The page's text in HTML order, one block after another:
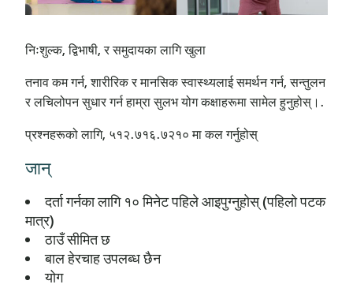
निःशुल्क, द्विभाषी, र समुदायका लागि खुला
तनाव कम गर्न, शारीरिक र मानसिक स्वास्थ्यलाई समर्थन गर्न, सन्तुलन
र लचिलोपन सुधार गर्न हाम्रा सुलभ योग कक्षाहरूमा सामेल हुनुहोस्।.
प्रश्नहरूको लागि, ५१२.७१६.७२१० मा कल गर्नुहोस्
जान्
दर्ता गर्नका लागि १० मिनेट पहिले आइपुग्नुहोस् (पहिलो पटक
मात्र)
ठाउँ सीमित छ
बाल हेरचाह उपलब्ध छैन
योग